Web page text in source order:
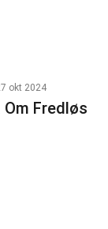
okt 2024
Om Fredløs